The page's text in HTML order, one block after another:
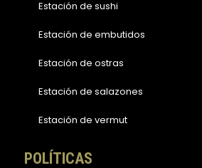
Estación de sushi
Estación de embutidos
Estación de ostras
Estación de salazones
Estación de vermut
POLÍTICAS